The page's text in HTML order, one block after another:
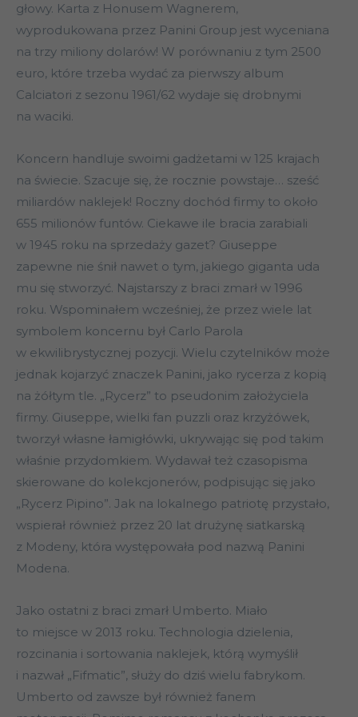
głowy. Karta z Honusem Wagnerem,
wyprodukowana przez Panini Group jest wyceniana
na trzy miliony dolarów! W porównaniu z tym 2500
euro, które trzeba wydać za pierwszy album
Calciatori z sezonu 1961/62 wydaje się drobnymi
na waciki.
Koncern handluje swoimi gadżetami w 125 krajach
na świecie. Szacuje się, że rocznie powstaje… sześć
miliardów naklejek! Roczny dochód firmy to około
655 milionów funtów. Ciekawe ile bracia zarabiali
w 1945 roku na sprzedaży gazet? Giuseppe
zapewne nie śnił nawet o tym, jakiego giganta uda
mu się stworzyć. Najstarszy z braci zmarł w 1996
roku. Wspominałem wcześniej, że przez wiele lat
symbolem koncernu był Carlo Parola
w ekwilibrystycznej pozycji. Wielu czytelników może
jednak kojarzyć znaczek Panini, jako rycerza z kopią
na żółtym tle. „Rycerz” to pseudonim założyciela
firmy. Giuseppe, wielki fan puzzli oraz krzyżówek,
tworzył własne łamigłówki, ukrywając się pod takim
właśnie przydomkiem. Wydawał też czasopisma
skierowane do kolekcjonerów, podpisując się jako
„Rycerz Pipino”. Jak na lokalnego patriotę przystało,
wspierał również przez 20 lat drużynę siatkarską
z Modeny, która występowała pod nazwą Panini
Modena.
Jako ostatni z braci zmarł Umberto. Miało
to miejsce w 2013 roku. Technologia dzielenia,
rozcinania i sortowania naklejek, którą wymyślił
i nazwał „Fifmatic”, służy do dziś wielu fabrykom.
Umberto od zawsze był również fanem